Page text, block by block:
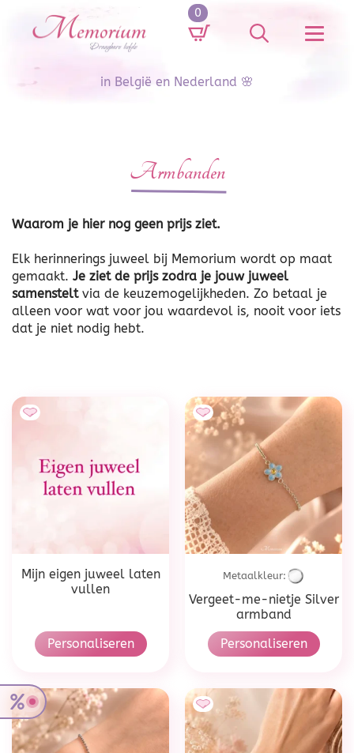
0
for:
in België en Nederland 🌸
Armbanden
Waarom je hier nog geen prijs ziet.
Elk herinnerings juweel bij Memorium wordt op maat
gemaakt. Je ziet de prijs zodra je jouw juweel
samensteltvia de keuzemogelijkheden. Zo betaal je
alleen voor wat voor jou waardevol is, nooit voor iets
dat je niet nodig hebt.
Mijn eigen juweel laten
vullen
Personaliseren
Metaalkleur:
Vergeet-me-nietje Silver
armband
Personaliseren